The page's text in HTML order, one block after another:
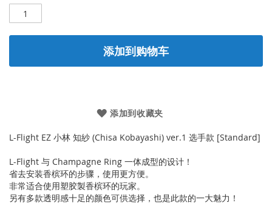
添加到购物车
添加到收藏夹
L-Flight EZ 小林 知紗 (Chisa Kobayashi) ver.1 选手款 [Standard]
L-Flight 与 Champagne Ring 一体成型的设计！
省去安装香槟环的步骤，使用更方便。
非常适合使用塑胶製香槟环的玩家。
另有多款透明感十足的颜色可供选择，也是此款的一大魅力！